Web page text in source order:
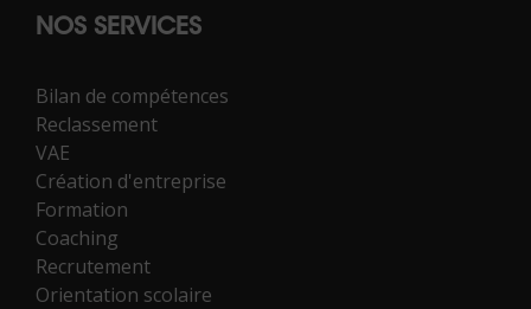
NOS SERVICES
Bilan de compétences
Reclassement
VAE
Création d'entreprise
Formation
Coaching
Recrutement
Orientation scolaire